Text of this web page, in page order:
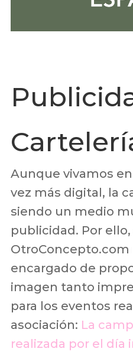
Aunque vivamos
vez más digital, la
siendo un medio
publicidad. Por
OtroConcepto.com
encargado de
imagen tanto
para los eventos
asociación: La
realizada por el día